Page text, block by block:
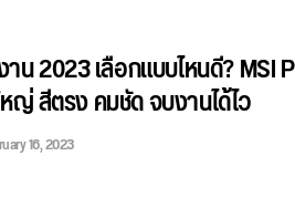
2023 เลือกแบบไหนดี? MSI
ญ่ สีตรง คมชัด จบงานได้ไว
16, 2023